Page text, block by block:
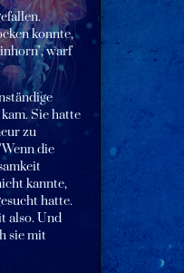
konnte,
warf
Sie hatte
zu
die
kannte,
hatte.
also. Und
sie mit